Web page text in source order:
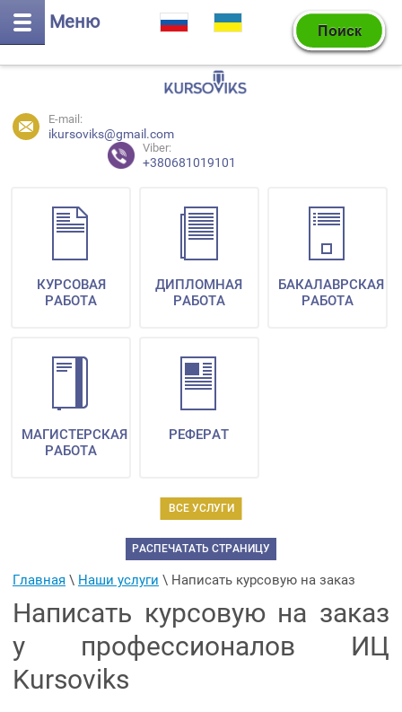
Меню
E-mail:
ikursoviks@gmail.com
Viber:
+380681019101
ВСЕ УСЛУГИ
КУРСОВАЯ
РАБОТА
ДИПЛОМНАЯ
РАБОТА
БАКАЛАВРСКАЯ
РАБОТА
МАГИСТЕРСКАЯ
РАБОТА
РЕФЕРАТ
РАСПЕЧАТАТЬ СТРАНИЦУ
Главная \ Наши услуги \ Написать курсовую на заказ
Написать курсовую на заказ
у профессионалов ИЦ
Kursoviks